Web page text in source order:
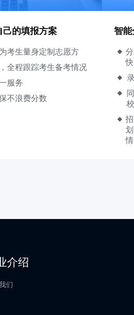
己的填报方案
考生量身定制志愿方
全程跟踪考生备考情况
服务
不浪费分数
智能
介绍
们